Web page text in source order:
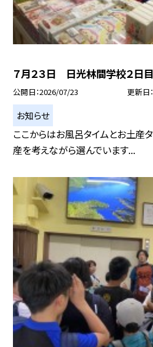
７月２３日 日光林間学校２日
公開日 2026/07/23 更新日
お知らせ
ここからはお風呂タイムとお土産
産を考えながら選んでいます...